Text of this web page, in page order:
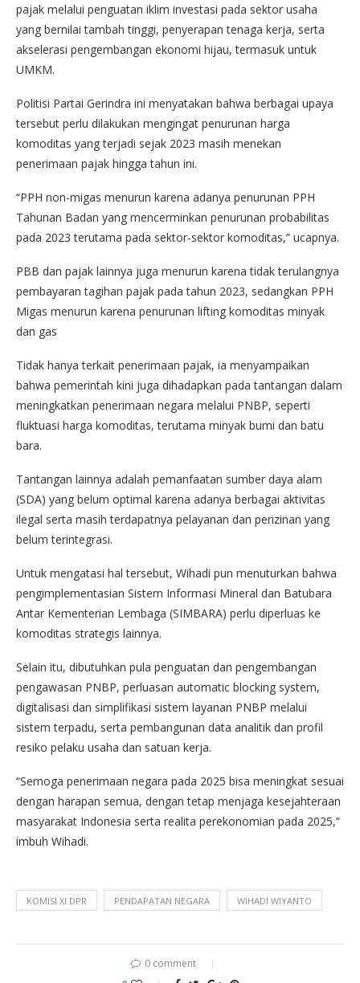
pajak melalui penguatan iklim investasi pada sektor usaha
yang bernilai tambah tinggi, penyerapan tenaga kerja, serta
akselerasi pengembangan ekonomi hijau, termasuk untuk
UMKM.
Politisi Partai Gerindra ini menyatakan bahwa berbagai upaya
tersebut perlu dilakukan mengingat penurunan harga
komoditas yang terjadi sejak 2023 masih menekan
penerimaan pajak hingga tahun ini.
“PPH non-migas menurun karena adanya penurunan PPH
Tahunan Badan yang mencerminkan penurunan probabilitas
pada 2023 terutama pada sektor-sektor komoditas,” ucapnya.
PBB dan pajak lainnya juga menurun karena tidak terulangnya
pembayaran tagihan pajak pada tahun 2023, sedangkan PPH
Migas menurun karena penurunan lifting komoditas minyak
dan gas
Tidak hanya terkait penerimaan pajak, ia menyampaikan
bahwa pemerintah kini juga dihadapkan pada tantangan dalam
meningkatkan penerimaan negara melalui PNBP, seperti
fluktuasi harga komoditas, terutama minyak bumi dan batu
bara.
Tantangan lainnya adalah pemanfaatan sumber daya alam
(SDA) yang belum optimal karena adanya berbagai aktivitas
ilegal serta masih terdapatnya pelayanan dan perizinan yang
belum terintegrasi.
Untuk mengatasi hal tersebut, Wihadi pun menuturkan bahwa
pengimplementasian Sistem Informasi Mineral dan Batubara
Antar Kementerian Lembaga (SIMBARA) perlu diperluas ke
komoditas strategis lainnya.
Selain itu, dibutuhkan pula penguatan dan pengembangan
pengawasan PNBP, perluasan automatic blocking system,
digitalisasi dan simplifikasi sistem layanan PNBP melalui
sistem terpadu, serta pembangunan data analitik dan profil
resiko pelaku usaha dan satuan kerja.
“Semoga penerimaan negara pada 2025 bisa meningkat sesuai
dengan harapan semua, dengan tetap menjaga kesejahteraan
masyarakat Indonesia serta realita perekonomian pada 2025,”
imbuh Wihadi.
KOMISI XI DPR PENDAPATAN NEGARA WIHADI WIYANTO
0 comment